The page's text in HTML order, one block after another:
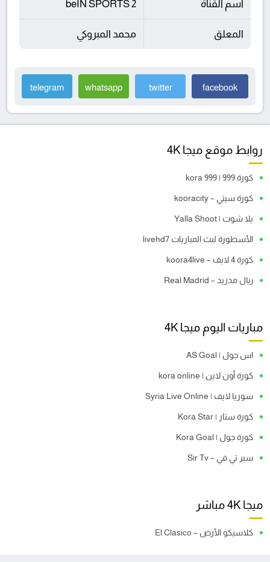
اسم القناة beIN SPORTS 2
المعلق محمد المبروكي
facebook
twitter
whatsapp
telegram
روابط موقع ميجا 4K
كورة 999 | kora 999
كورة سيتي – kooracity
يلا شوت | Yalla Shoot
الأسطورة لبث المباريات livehd7
كورة 4 لايف – koora4live
ريال مدريد – Real Madrid
مباريات اليوم ميجا 4K
اس جول | AS Goal
كورة أون لاين | kora online
سوريا لايف | Syria Live Online
كورة ستار | Kora Star
كورة جول | Kora Goal
سير تي في – Sir Tv
ميجا 4K مباشر
كلاسيكو الأرض – El Clasico